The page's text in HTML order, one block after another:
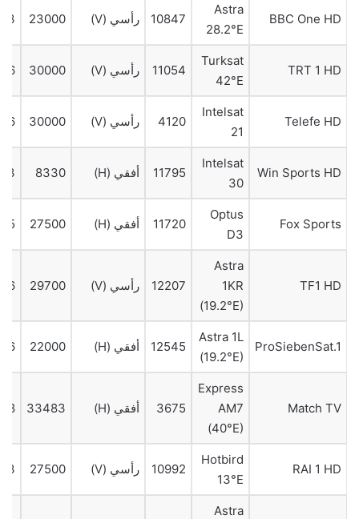
BBC One HD
Astra
28.2°E
10847 رأسي (V) 23000
3
TRT 1 HD
Turksat
42°E
11054 رأسي (V) 30000
6
Telefe HD
Intelsat
21
4120 رأسي (V) 30000
6
Win Sports HD
Intelsat
30
11795 أفقي (H) 8330
3
Fox Sports
Optus
D3
11720 أفقي (H) 27500
5
TF1 HD
Astra
1KR
(19.2°E)
12207 رأسي (V) 29700
6
ProSiebenSat.1
Astra 1L
(19.2°E)
12545 أفقي (H) 22000
6
Match TV
Express
AM7
(40°E)
3675 أفقي (H) 33483
8
RAI 1 HD
Hotbird
13°E
10992 رأسي (V) 27500
3
Astra